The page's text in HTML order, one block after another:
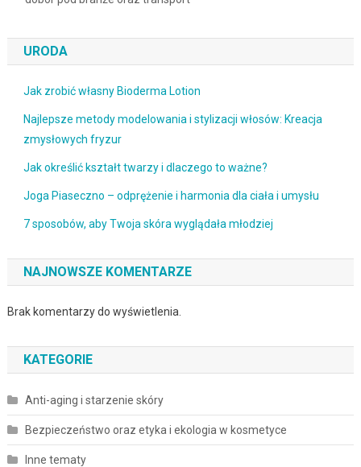
URODA
Jak zrobić własny Bioderma Lotion
Najlepsze metody modelowania i stylizacji włosów: Kreacja
zmysłowych fryzur
Jak określić kształt twarzy i dlaczego to ważne?
Joga Piaseczno – odprężenie i harmonia dla ciała i umysłu
7 sposobów, aby Twoja skóra wyglądała młodziej
NAJNOWSZE KOMENTARZE
Brak komentarzy do wyświetlenia.
KATEGORIE
Anti-aging i starzenie skóry
Bezpieczeństwo oraz etyka i ekologia w kosmetyce
Inne tematy